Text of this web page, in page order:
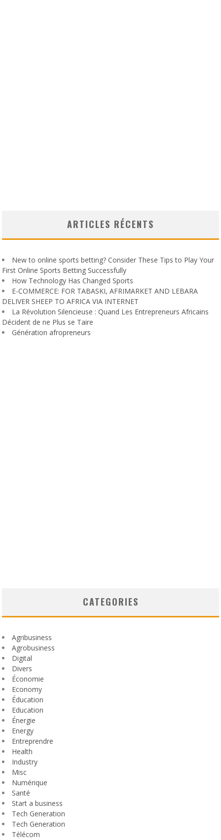
ARTICLES RÉCENTS
New to online sports betting? Consider These Tips to Play Your
First Online Sports Betting Successfully
How Technology Has Changed Sports
E-COMMERCE: FOR TABASKI, AFRIMARKET AND LEBARA
DELIVER SHEEP TO AFRICA VIA INTERNET
La Révolution Silencieuse : Quand Les Entrepreneurs Africains
Décident de ne Plus se Taire
Génération afropreneurs
CATEGORIES
Agribusiness
Agrobusiness
Digital
Divers
Économie
Economy
Éducation
Education
Énergie
Energy
Entreprendre
Health
Industry
Misc
Numérique
Santé
Start a business
Tech Generation
Tech Generation
Télécom